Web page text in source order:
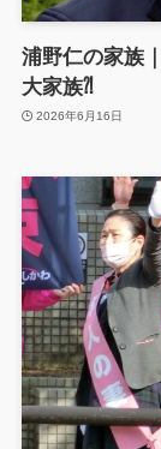
浦野仁の家族
大家族⁈
2026年6月16日